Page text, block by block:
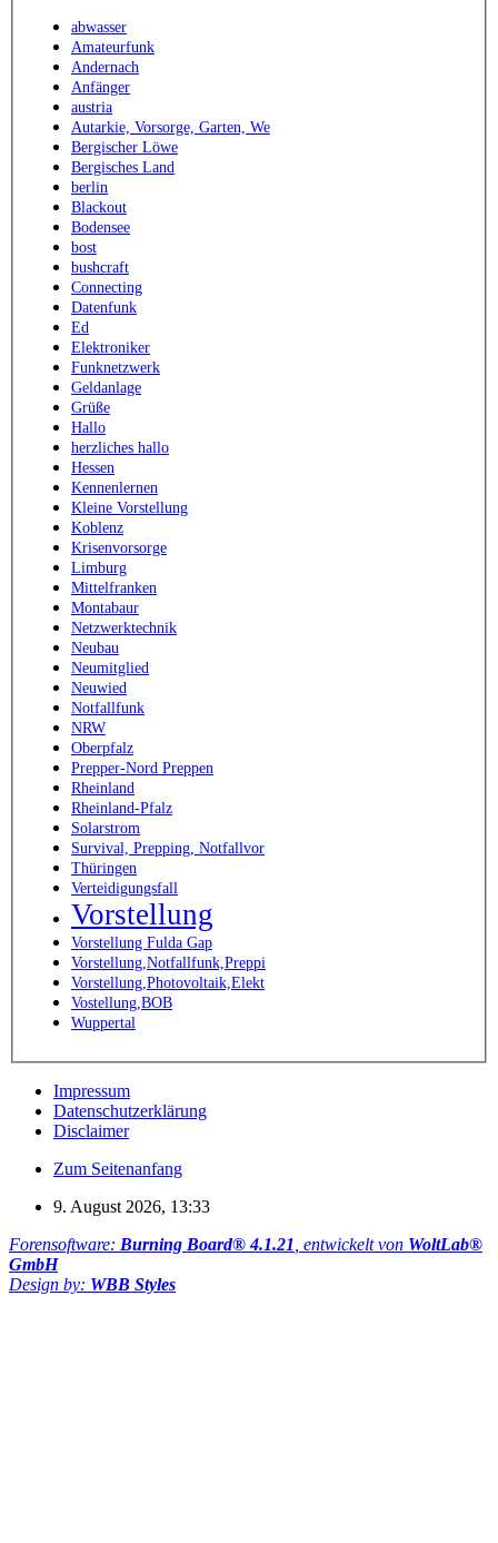
abwasser
Amateurfunk
Andernach
Anfänger
austria
Autarkie, Vorsorge, Garten, We
Bergischer Löwe
Bergisches Land
berlin
Blackout
Bodensee
bost
bushcraft
Connecting
Datenfunk
Ed
Elektroniker
Funknetzwerk
Geldanlage
Grüße
Hallo
herzliches hallo
Hessen
Kennenlernen
Kleine Vorstellung
Koblenz
Krisenvorsorge
Limburg
Mittelfranken
Montabaur
Netzwerktechnik
Neubau
Neumitglied
Neuwied
Notfallfunk
NRW
Oberpfalz
Prepper-Nord Preppen
Rheinland
Rheinland-Pfalz
Solarstrom
Survival, Prepping, Notfallvor
Thüringen
Verteidigungsfall
Vorstellung
Vorstellung Fulda Gap
Vorstellung,Notfallfunk,Preppi
Vorstellung,Photovoltaik,Elekt
Vostellung,BOB
Wuppertal
Impressum
Datenschutzerklärung
Disclaimer
Zum Seitenanfang
9. August 2026, 13:33
Forensoftware: Burning Board® 4.1.21 , entwickelt von WoltLab®
GmbH
Design by: WBB Styles